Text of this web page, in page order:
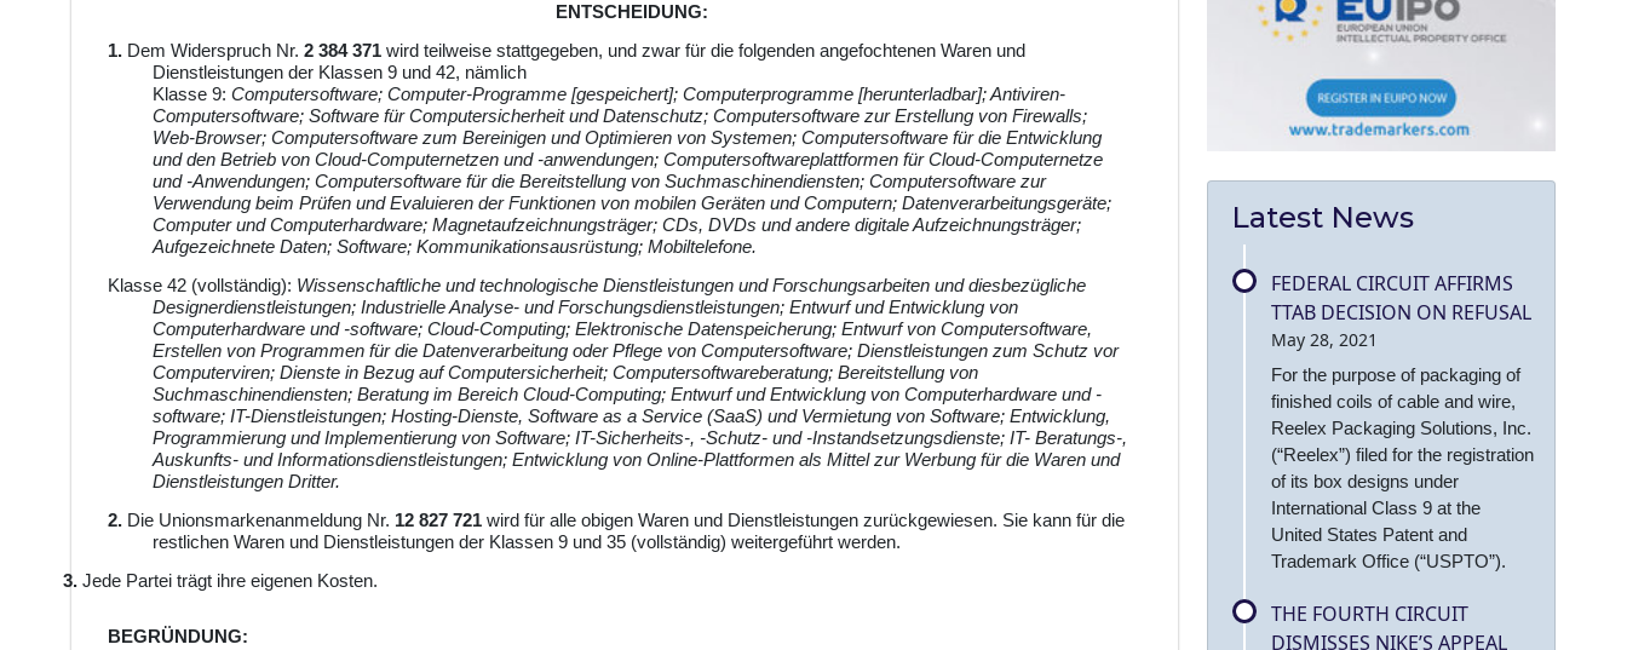
ENTSCHEIDUNG:
1. Dem Widerspruch Nr. 2 384 371 wird teilweise stattgegeben, und zwar für die folgenden angefochtenen Waren und
Dienstleistungen der Klassen 9 und 42, nämlich
Klasse 9:Computersoftware; Computer-Programme [gespeichert]; Computerprogramme [herunterladbar]; Antiviren-
Computersoftware; Software für Computersicherheit und Datenschutz; Computersoftware zur Erstellung von Firewalls;
Web-Browser; Computersoftware zum Bereinigen und Optimieren von Systemen; Computersoftware für die Entwicklung
und den Betrieb von Cloud-Computernetzen und -anwendungen; Computersoftwareplattformen für Cloud-Computernetze
und -Anwendungen; Computersoftware für die Bereitstellung von Suchmaschinendiensten; Computersoftware zur
Verwendung beim Prüfen und Evaluieren der Funktionen von mobilen Geräten und Computern; Datenverarbeitungsgeräte;
Computer und Computerhardware; Magnetaufzeichnungsträger; CDs, DVDs und andere digitale Aufzeichnungsträger;
Aufgezeichnete Daten; Software; Kommunikationsausrüstung; Mobiltelefone.
Klasse 42 (vollständig): Wissenschaftliche und technologische Dienstleistungen und Forschungsarbeiten und diesbezügliche
Designerdienstleistungen; Industrielle Analyse- und Forschungsdienstleistungen; Entwurf und Entwicklung von
Computerhardware und -software; Cloud-Computing; Elektronische Datenspeicherung; Entwurf von Computersoftware,
Erstellen von Programmen für die Datenverarbeitung oder Pflege von Computersoftware; Dienstleistungen zum Schutz vor
Computerviren; Dienste in Bezug auf Computersicherheit; Computersoftwareberatung; Bereitstellung von
Suchmaschinendiensten; Beratung im Bereich Cloud-Computing; Entwurf und Entwicklung von Computerhardware und -
software; IT-Dienstleistungen; Hosting-Dienste, Software as a Service (SaaS) und Vermietung von Software; Entwicklung,
Programmierung und Implementierung von Software; IT-Sicherheits-, -Schutz- und -Instandsetzungsdienste; IT- Beratungs-,
Auskunfts- und Informationsdienstleistungen; Entwicklung von Online-Plattformen als Mittel zur Werbung für die Waren und
Dienstleistungen Dritter.
2. Die Unionsmarkenanmeldung Nr. 12 827 721 wird für alle obigen Waren und Dienstleistungen zurückgewiesen. Sie kann für die
restlichen Waren und Dienstleistungen der Klassen 9 und 35 (vollständig) weitergeführt werden.
3.Jede Partei trägt ihre eigenen Kosten.
BEGRÜNDUNG:
Latest News
FEDERAL CIRCUIT AFFIRMS
TTAB DECISION ON REFUSAL
May 28, 2021
For the purpose of packaging of
finished coils of cable and wire,
Reelex Packaging Solutions, Inc.
(“Reelex”) filed for the registration
of its box designs under
International Class 9 at the
United States Patent and
Trademark Office (“USPTO”).
THE FOURTH CIRCUIT
DISMISSES NIKE’S APPEAL